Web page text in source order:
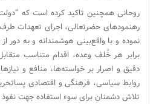
روحانی همچنین تاکید کرده است که
رهنمودهای حضرتعالی، اجرای تعهدات
نموده و با واقع‌بینی هوشمندانه و به دور
برابر هر خُلف وعده، اقدام متناسب
دقیق و اصرار بر خواسته‌ها، منافع و
روابط سیاسی، فرهنگی و اقتصادی
تلاش دشمنان برای سوء استفاده جهت نفوذ